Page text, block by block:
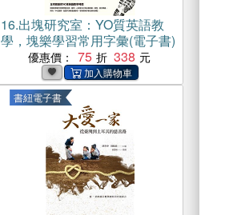
16.出塊研究室：YO質英語教
學，塊樂學習常用字彙(電子書)
優惠價： 75 338
書紐電子書